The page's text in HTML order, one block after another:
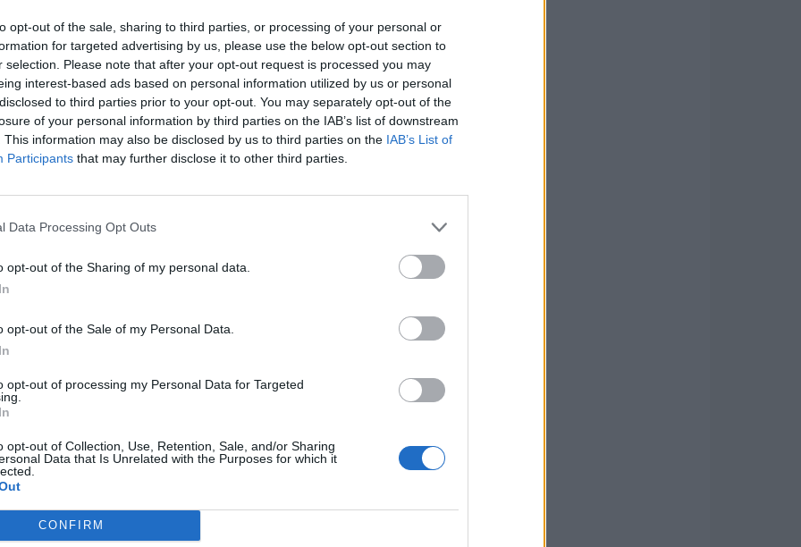
opt-out of the sale, sharing to third parties, or processing of your personal or
for targeted advertising by us, please use the below opt-out section to
selection. Please note that after your opt-out request is processed you may
interest-based ads based on personal information utilized by us or personal
to third parties prior to your opt-out. You may separately opt-out of the
of your personal information by third parties on the IAB’s list of downstream
This information may also be disclosed by us to third parties on the IAB’s List of
Participants that may further disclose it to other third parties.
Data Processing Opt Outs
opt-out of the Sharing of my personal data.
opt-out of the Sale of my Personal Data.
opt-out of processing my Personal Data for Targeted
opt-out of Collection, Use, Retention, Sale, and/or Sharing
Data that Is Unrelated with the Purposes for which it
CONFIRM
is kapott.
Torkon ragadta a
játékvezetőt, csak a
Udvarhely körzeti
meccsének
labdarúgó-bajnokság 6. Ligájának elmúlt hétvégi
Alsósófalva–Etéd párharcának végén a vendégek játékosa,
torkon ragadta a játékvezetőt.